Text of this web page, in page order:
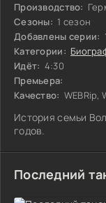
Производство:
Сезоны: 1 сезон
Добавлены серии:
Категории:
Идёт: 4:30
Премьера:
Качество: WEBRip,
История семьи
годов.
Последний